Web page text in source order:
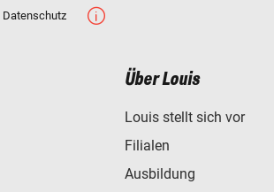
Datenschutz
Über Louis
Louis stellt sich vor
Filialen
Ausbildung